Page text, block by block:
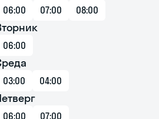
06:00 07:00 08:00
06:00
03:00 04:00
06:00 07:00